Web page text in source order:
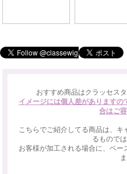
おすすめ商品はクラッセス
イメージには個人差があります
合はご容
こちらでご紹介してる商品は、
るもので
お客様が加工される場合に、ベー